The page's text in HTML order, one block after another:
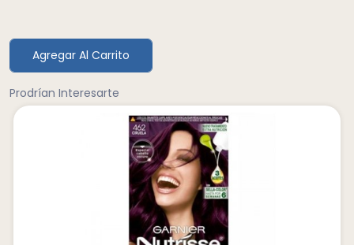
Agregar Al Carrito
Prodrían Interesarte